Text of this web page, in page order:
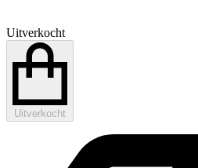
Uitverkocht
Uitverkocht